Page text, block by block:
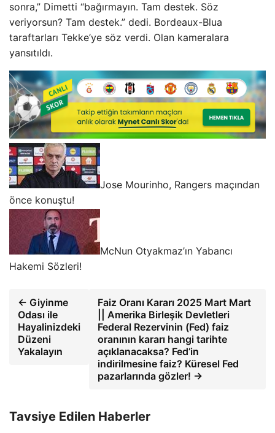
sonra,” Dimetti “bağırmayın. Tam destek. Söz
veriyorsun? Tam destek.” dedi. Bordeaux-Blua
taraftarları Tekke’ye söz verdi. Olan kameralara
yansıtıldı.
Jose Mourinho, Rangers maçından
önce konuştu!
McNun Otyakmaz’ın Yabancı
Hakemi Sözleri!
← Giyinme
Odası ile
Hayalinizdeki
Düzeni
Yakalayın
Faiz Oranı Kararı 2025 Mart Mart
|| Amerika Birleşik Devletleri
Federal Rezervinin (Fed) faiz
oranının kararı hangi tarihte
açıklanacaksa? Fed’in
indirilmesine faiz? Küresel Fed
pazarlarında gözler! →
Tavsiye Edilen Haberler